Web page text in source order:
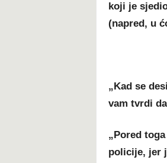
koji je
(napred, u
„Kad se
vam tvrdi
„Pored
policije, jer